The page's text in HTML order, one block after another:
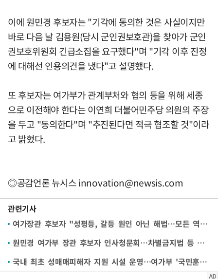
이에 원민경 후보자는 "기각에 동의한 것은 사실이지만
바로 다음 날 김용원(당시 군인권보호관)을 찾아가 군인
권보호위원회 긴급소집을 요구했다"며 "기각 이후 진정
에 대해선 인용의견을 냈다"고 설명했다.
또 후보자는 여가부가 관계부처와 협의 등을 위해 세종
으로 이전해야 한다는 이연희 더불어민주당 의원의 주장
을 두고 "동의한다"며 "추진된다면 적극 협조할 것"이라
고 밝혔다.
◎공감언론 뉴시스innovation@newsis.com
관련기사
여가장관 후보자 "성평등, 갈등 원인 아닌 해법…모든 역량 쏟겠다"
원민경 여가부 장관 후보자 인사청문회…차별금지법 등 도마
국내 최초 성매매피해자 지원 시설 운영…여가부 '국민훈장 목련장'